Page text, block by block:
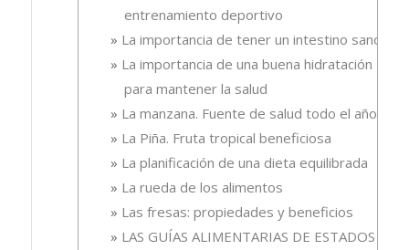
entrenamiento deportivo
La importancia de tener un intestino sano
La importancia de una buena hidratación
para mantener la salud
La manzana. Fuente de salud todo el año
La Piña. Fruta tropical beneficiosa
La planificación de una dieta equilibrada
La rueda de los alimentos
Las fresas: propiedades y beneficios
LAS GUÍAS ALIMENTARIAS DE ESTADOS